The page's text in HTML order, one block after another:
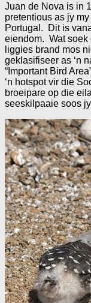
Juan de Nova is in
pretentious as jy
Portugal. Dit is
eiendom. Wat
liggies brand mos
geklasifiseer as ‘n
“Important Bird
‘n hotspot vir die
broeipare op die
seeskilpaaie soos